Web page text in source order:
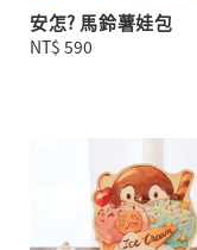
安怎? 馬鈴薯娃包
Regular
NT$ 590